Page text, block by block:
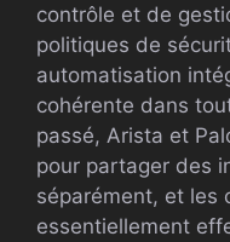
contrôle et de
politiques de
automatisation
cohérente dans
passé, Arista et
pour partager des
séparément, et les
essentiellement